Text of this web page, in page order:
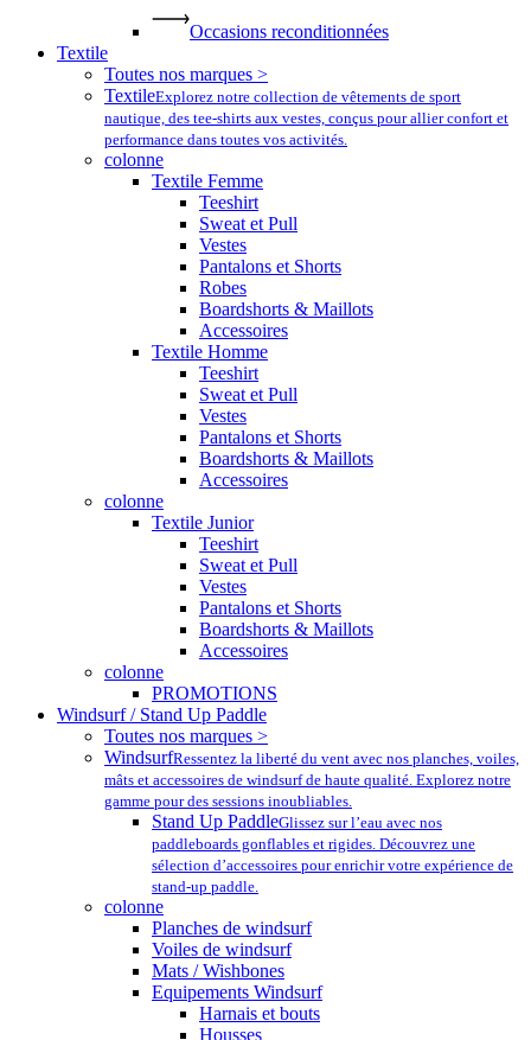
Occasions reconditionnées
Textile
Toutes nos marques >
TextileExplorez notre collection de vêtements de sport
nautique, des tee-shirts aux vestes, conçus pour allier confort et
performance dans toutes vos activités.
colonne
Textile Femme
Teeshirt
Sweat et Pull
Vestes
Pantalons et Shorts
Robes
Boardshorts & Maillots
Accessoires
Textile Homme
Teeshirt
Sweat et Pull
Vestes
Pantalons et Shorts
Boardshorts & Maillots
Accessoires
colonne
Textile Junior
Teeshirt
Sweat et Pull
Vestes
Pantalons et Shorts
Boardshorts & Maillots
Accessoires
colonne
PROMOTIONS
Windsurf / Stand Up Paddle
Toutes nos marques >
WindsurfRessentez la liberté du vent avec nos planches, voiles,
mâts et accessoires de windsurf de haute qualité. Explorez notre
gamme pour des sessions inoubliables.
Stand Up PaddleGlissez sur l’eau avec nos
paddleboards gonflables et rigides. Découvrez une
sélection d’accessoires pour enrichir votre expérience de
stand-up paddle.
colonne
Planches de windsurf
Voiles de windsurf
Mats / Wishbones
Equipements Windsurf
Harnais et bouts
Housses